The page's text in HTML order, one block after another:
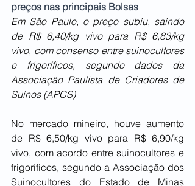
preços nas principais Bolsas
Em São Paulo, o preço subiu, saindo
de R$ 6,40/kg vivo para R$ 6,83/kg
vivo, com consenso entre suinocultores
e frigoríficos, segundo dados da
Associação Paulista de Criadores de
Suínos (APCS)
No mercado mineiro, houve aumento
de R$ 6,50/kg vivo para R$ 6,90/kg
vivo, com acordo entre suinocultores e
frigoríficos, segundo a Associação dos
Suinocultores do Estado de Minas